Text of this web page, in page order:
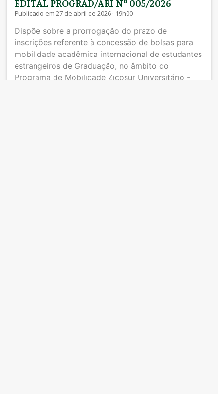
EDITAL PROGRAD/ARI Nº 005/2026
Publicado em 27 de abril de 2026 · 19h00
Dispõe sobre a prorrogação do prazo de
inscrições referente à concessão de bolsas para
mobilidade acadêmica internacional de estudantes
estrangeiros de Graduação, no âmbito do
Programa de Mobilidade Zicosur Universitário -